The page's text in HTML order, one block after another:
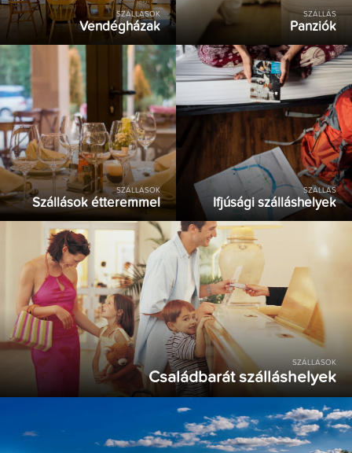
SZÁLLÁSOK
Vendégházak
SZÁLLÁS
Panziók
SZÁLLÁSOK
Szállások étteremmel
SZÁLLÁS
Ifjúsági szálláshelyek
SZÁLLÁSOK
Családbarát szálláshelyek